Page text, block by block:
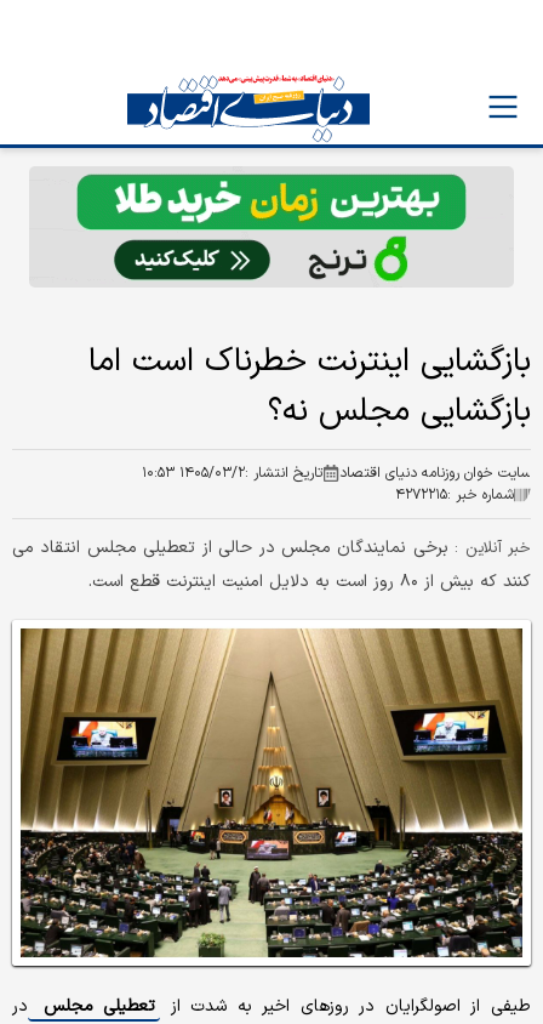
بازگشایی اینترنت خطرناک است اما
بازگشایی مجلس نه؟
سایت خوان روزنامه دنیای اقتصاد تاریخ انتشار :۱۴۰۵/۰۳/۲ ۱۰:۵۳
شماره خبر :۴۲۷۲۲۱۵
خبر آنلاین : برخی نمایندگان مجلس در حالی از تعطیلی مجلس انتقاد می
کنند که بیش از ۸۰ روز است به دلایل امنیت اینترنت قطع است.
طیفی از اصولگرایان در روزهای اخیر به شدت از تعطیلی مجلس
در